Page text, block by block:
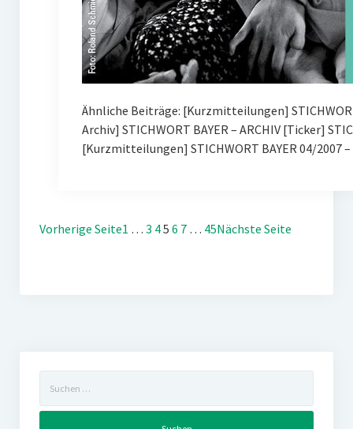
Ähnliche Beiträge: [Kurzmitteilungen]
Archiv] STICHWORT BAYER – ARCHIV [Ticker]
[Kurzmitteilungen] STICHWORT BAYER 04/2007
Vorherige Seite1 … 3 45 6 7 … 45Nächste Seite
nach: